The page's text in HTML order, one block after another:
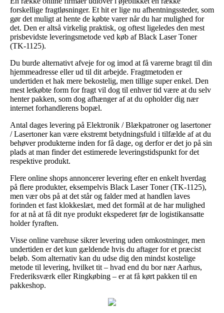
forskellige fragtløsninger. Et hit er lige nu afhentningssteder, som
gør det muligt at hente de købte varer når du har mulighed for
det. Den er altså virkelig praktisk, og oftest ligeledes den mest
prisbevidste leveringsmetode ved køb af Black Laser Toner
(TK-1125).
Du burde alternativt afveje for og imod at få varerne bragt til din
hjemmeadresse eller ud til dit arbejde. Fragtmetoden er
undertiden et hak mere bekostelig, men tillige super enkel. Den
mest letkøbte form for fragt vil dog til enhver tid være at du selv
henter pakken, som dog afhænger af at du opholder dig nær
internet forhandlerens bopæl.
Antal dages levering på Elektronik / Blækpatroner og lasertoner
/ Lasertoner kan være ekstremt betydningsfuld i tilfælde af at du
behøver produkterne inden for få dage, og derfor er det jo på sin
plads at man finder det estimerede leveringstidspunkt for det
respektive produkt.
Flere online shops annoncerer levering efter en enkelt hverdag
på flere produkter, eksempelvis Black Laser Toner (TK-1125),
men vær obs på at det står og falder med at handlen laves
forinden et fast klokkeslæt, med det formål at de har mulighed
for at nå at få dit nye produkt ekspederet før de logistikansatte
holder fyraften.
Visse online varehuse sikrer levering uden omkostninger, men
undertiden er det kun gældende hvis du aftager for et præcist
beløb. Som alternativ kan du udse dig den mindst kostelige
metode til levering, hvilket tit – hvad end du bor nær Aarhus,
Frederiksværk eller Ringkøbing – er at få kørt pakken til en
pakkeshop.